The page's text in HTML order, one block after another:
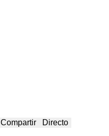
Compartir Directo